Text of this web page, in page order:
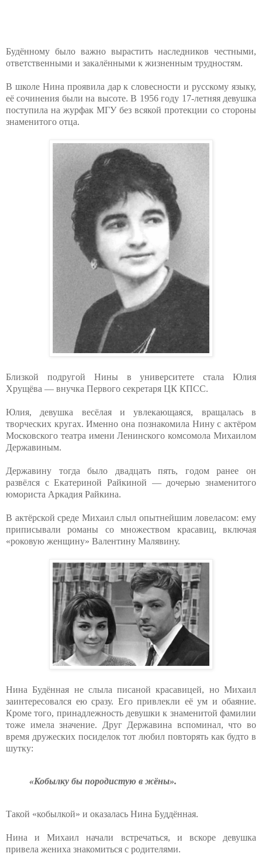
Будённому было важно вырастить наследников честными,
ответственными и закалёнными к жизненным трудностям.
В школе Нина проявила дар к словесности и русскому языку,
её сочинения были на высоте. В 1956 году 17-летняя девушка
поступила на журфак МГУ без всякой протекции со стороны
знаменитого отца.
Близкой подругой Нины в университете стала Юлия
Хрущёва — внучка Первого секретаря ЦК КПСС.
Юлия, девушка весёлая и увлекающаяся, вращалась в
творческих кругах. Именно она познакомила Нину с актёром
Московского театра имени Ленинского комсомола Михаилом
Державиным.
Державину тогда было двадцать пять, годом ранее он
развёлся с Екатериной Райкиной — дочерью знаменитого
юмориста Аркадия Райкина.
В актёрской среде Михаил слыл опытнейшим ловеласом: ему
приписывали романы со множеством красавиц, включая
«роковую женщину» Валентину Малявину.
Нина Будённая не слыла писаной красавицей, но Михаил
заинтересовался ею сразу. Его привлекли её ум и обаяние.
Кроме того, принадлежность девушки к знаменитой фамилии
тоже имела значение. Друг Державина вспоминал, что во
время дружеских посиделок тот любил повторять как будто в
шутку:
«Кобылку бы породистую в жёны».
Такой «кобылкой» и оказалась Нина Буддённая.
Нина и Михаил начали встречаться, и вскоре девушка
привела жениха знакомиться с родителями.